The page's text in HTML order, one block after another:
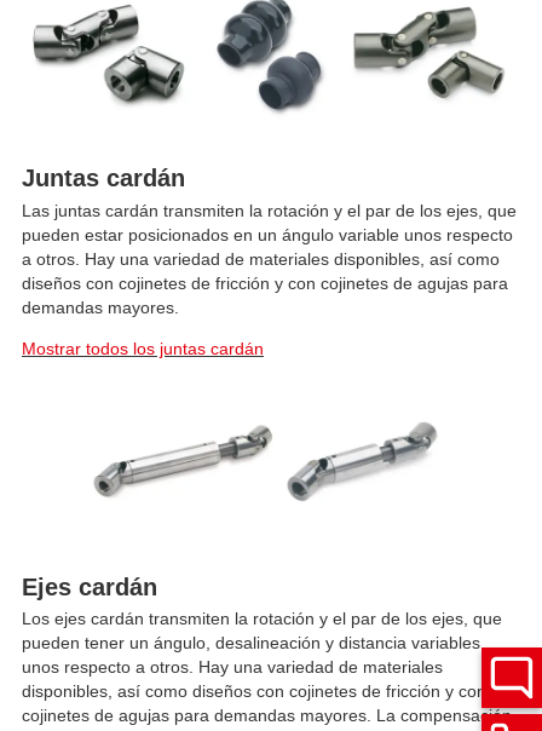
Juntas cardán
Las juntas cardán transmiten la rotación y el par de los ejes, que
pueden estar posicionados en un ángulo variable unos respecto
a otros. Hay una variedad de materiales disponibles, así como
diseños con cojinetes de fricción y con cojinetes de agujas para
demandas mayores.
Mostrar todos los juntas cardán
Ejes cardán
Los ejes cardán transmiten la rotación y el par de los ejes, que
pueden tener un ángulo, desalineación y distancia variables
unos respecto a otros. Hay una variedad de materiales
disponibles, así como diseños con cojinetes de fricción y con
cojinetes de agujas para demandas mayores. La compensación